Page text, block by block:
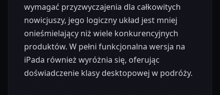
wymagać przyzwyczajenia dla całkowitych
nowicjuszy, jego logiczny układ jest mniej
onieśmielający niż wiele konkurencyjnych
produktów. W pełni funkcjonalna wersja na
iPada również wyróżnia się, oferując
doświadczenie klasy desktopowej w podróży.